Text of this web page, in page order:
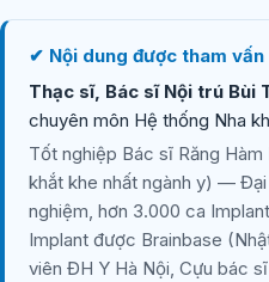
✔ Nội dung được tham
Thạc sĩ, Bác sĩ Nội trú Bùi
chuyên môn Hệ thống Nha
Tốt nghiệp Bác sĩ Răng
khắt khe nhất ngành y) — Đại
nghiệm, hơn 3.000 ca
Implant được Brainbase
viên ĐH Y Hà Nội, Cựu bác